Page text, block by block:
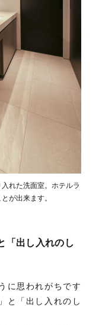
れた洗面室。ホテルラ
が出来ます。
「出し入れのし
に思われがちです
と「出し入れのし